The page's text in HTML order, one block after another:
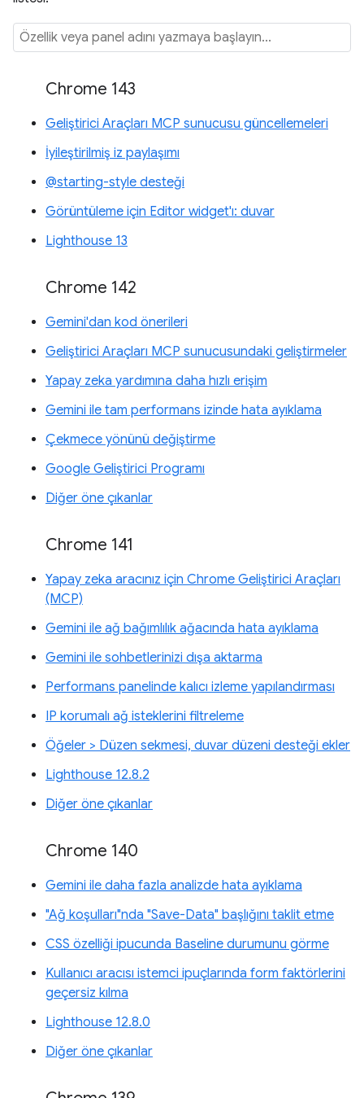
Chrome 143
Geliştirici Araçları MCP sunucusu güncellemeleri
İyileştirilmiş iz paylaşımı
@starting-style desteği
Görüntüleme için Editor widget'ı: duvar
Lighthouse 13
Chrome 142
Gemini'dan kod önerileri
Geliştirici Araçları MCP sunucusundaki geliştirmeler
Yapay zeka yardımına daha hızlı erişim
Gemini ile tam performans izinde hata ayıklama
Çekmece yönünü değiştirme
Google Geliştirici Programı
Diğer öne çıkanlar
Chrome 141
Yapay zeka aracınız için Chrome Geliştirici Araçları
(MCP)
Gemini ile ağ bağımlılık ağacında hata ayıklama
Gemini ile sohbetlerinizi dışa aktarma
Performans panelinde kalıcı izleme yapılandırması
IP korumalı ağ isteklerini filtreleme
Öğeler > Düzen sekmesi, duvar düzeni desteği ekler
Lighthouse 12.8.2
Diğer öne çıkanlar
Chrome 140
Gemini ile daha fazla analizde hata ayıklama
"Ağ koşulları"nda "Save-Data" başlığını taklit etme
CSS özelliği ipucunda Baseline durumunu görme
Kullanıcı aracısı istemci ipuçlarında form faktörlerini
geçersiz kılma
Lighthouse 12.8.0
Diğer öne çıkanlar